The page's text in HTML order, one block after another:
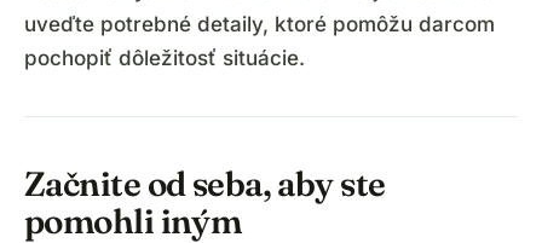
uveďte potrebné detaily, ktoré pomôžu darcom
pochopiť dôležitosť situácie.
Začnite od seba, aby ste
pomohli iným